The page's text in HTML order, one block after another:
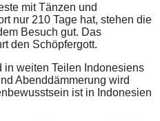
mit Tänzen und
nur 210 Tage hat, stehen die
Besuch gut. Das
den Schöpfergott.
in weiten Teilen Indonesiens
Abenddämmerung wird
ist in Indonesien